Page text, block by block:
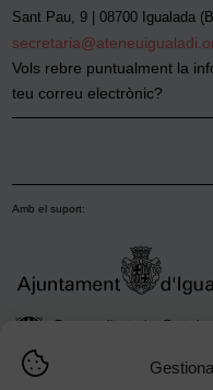
Sant Pau, 9 | 08700 Igualada
Vols rebre puntualment la
teu correu electrònic?
Amb el suport: